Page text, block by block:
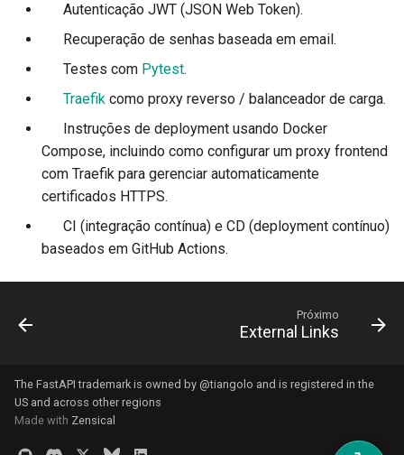
Arquivos de Requisição
Requisição
Manipulação de erros
Rota
JSON
Corpo - Atualizações
Testando Dependências
Testes Assíncronos
Configurações e Variáveis
Ambiente
Callbacks na OpenAPI
Django, entre outros
🔑 Autenticação JWT (JSON Web Token).
📫 Recuperação de senhas baseada em email.
✅ Testes com Pytest.
Traefik como proxy reverso / balanceador de carga.
🚢 Instruções de deployment usando Docker
Compose, incluindo como configurar um proxy frontend
com Traefik para gerenciar automaticamente
certificados HTTPS.
🏭 CI (integração contínua) e CD (deployment contínuo)
baseados em GitHub Actions.
Próximo
External Links
The FastAPI trademark is owned by @tiangolo and is registered in the
US and across other regions
Made with Zensical